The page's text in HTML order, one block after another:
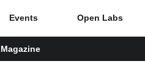
Global
Events Open Labs
Magazine